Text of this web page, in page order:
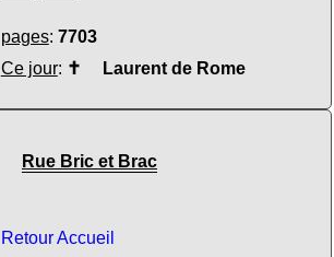
pages: 7703
Ce jour: ✝ Laurent de Rome
Rue Bric et Brac
Retour Accueil